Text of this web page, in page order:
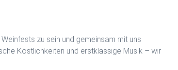
zu sein und gemeinsam mit uns
Köstlichkeiten und erstklassige Musik – wir